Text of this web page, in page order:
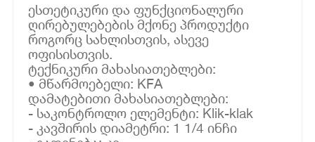
ესთეტიკური და ფუნქციონალური
ღირებულებების მქონე პროდუქტი
როგორც სახლისთვის, ასევე
ოფისისთვის.
ტექნიკური მახასიათებლები:
• მწარმოებელი: KFA
დამატებითი მახასიათებლები:
- საკონტროლო ელემენტი: Klik-klak
- კავშირის დიამეტრი: 1 1/4 ინჩი